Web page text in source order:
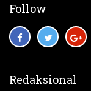
Follow
Redaksional